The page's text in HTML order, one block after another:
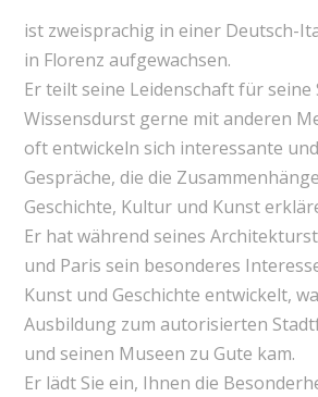
ist zweisprachig in einer Deutsch-
in Florenz aufgewachsen.
Er teilt seine Leidenschaft für seine
Wissensdurst gerne mit anderen
oft entwickeln sich interessante
Gespräche, die die
Geschichte, Kultur und Kunst
Er hat während seines
und Paris sein besonderes
Kunst und Geschichte entwickelt,
Ausbildung zum autorisierten
und seinen Museen zu Gute kam.
Er lädt Sie ein, Ihnen die